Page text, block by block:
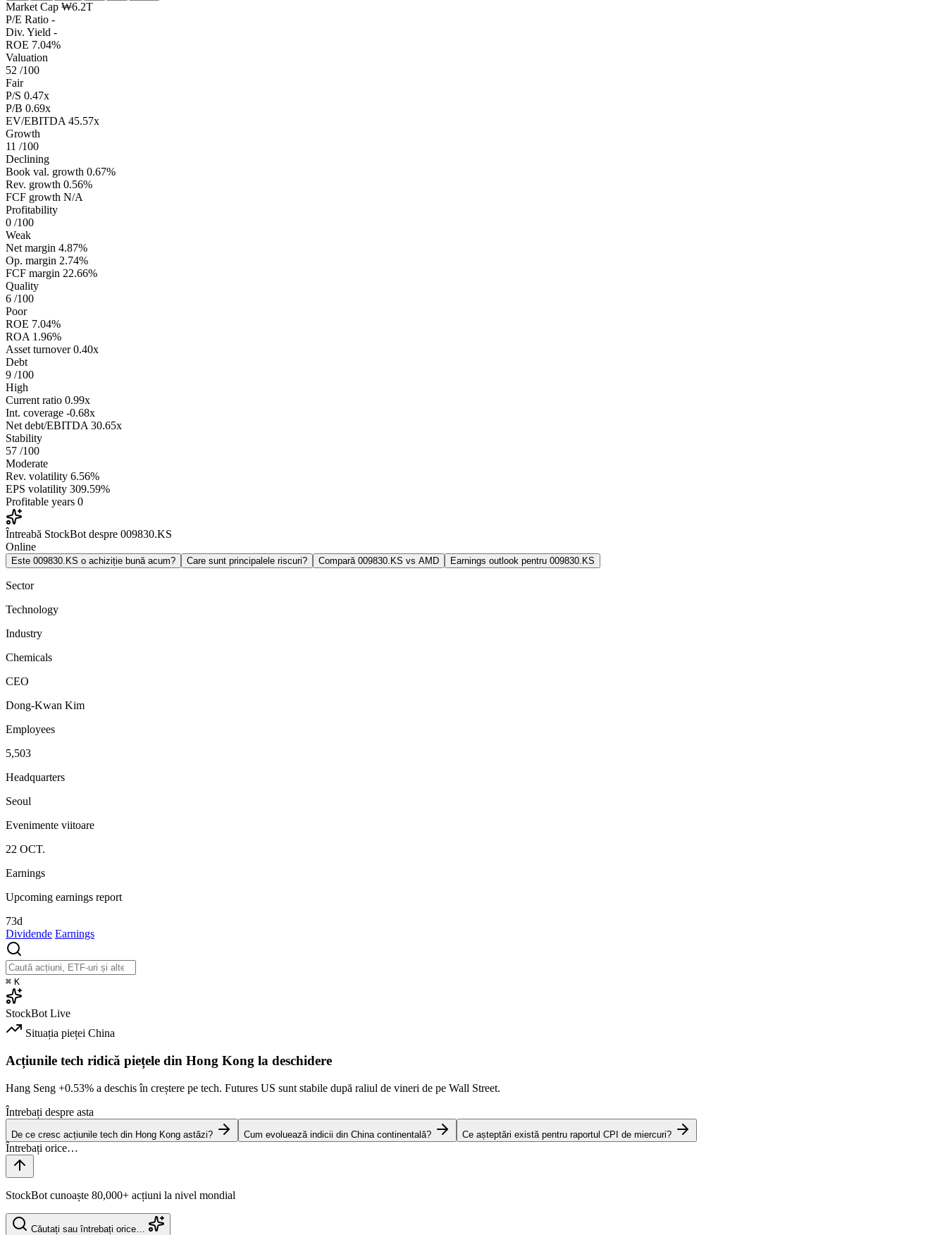
Market Cap ₩6.2T
P/E Ratio -
Div. Yield -
ROE 7.04%
Valuation
52 /100
Fair
P/S 0.47x
P/B 0.69x
EV/EBITDA 45.57x
Growth
11 /100
Declining
Book val. growth 0.67%
Rev. growth 0.56%
FCF growth N/A
Profitability
0 /100
Weak
Net margin 4.87%
Op. margin 2.74%
FCF margin 22.66%
Quality
6 /100
Poor
ROE 7.04%
ROA 1.96%
Asset turnover 0.40x
Debt
9 /100
High
Current ratio 0.99x
Int. coverage -0.68x
Net debt/EBITDA 30.65x
Stability
57 /100
Moderate
Rev. volatility 6.56%
EPS volatility 309.59%
Profitable years 0
Întreabă StockBot despre 009830.KS
Online
Este 009830.KS o achiziție bună acum? Care sunt principalele riscuri? Compară 009830.KS vs AMD Earnings outlook pentru 009830.KS
Sector
Technology
Industry
Chemicals
CEO
Dong-Kwan Kim
Employees
5,503
Headquarters
Seoul
Evenimente viitoare
22 OCT.
Earnings
Upcoming earnings report
73d
Dividende Earnings
⌘ K
StockBot Live
Situația pieței China
Acțiunile tech ridică piețele din Hong Kong la deschidere
Hang Seng +0.53% a deschis în creștere pe tech. Futures US sunt stabile după raliul de vineri de pe Wall Street.
Întrebați despre asta
De ce cresc acțiunile tech din Hong Kong astăzi? Cum evoluează indicii din China continentală? Ce așteptări există pentru raportul CPI de miercuri?
StockBot cunoaște 80,000+ acțiuni la nivel mondial
Căutați sau întrebați orice…